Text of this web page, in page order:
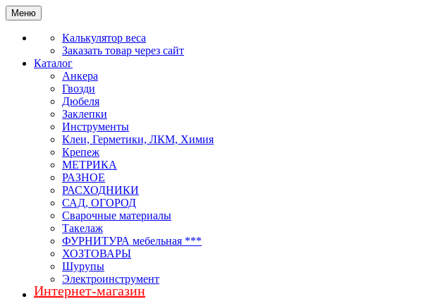
Меню
Калькулятор веса
Заказать товар через сайт
Каталог
Анкера
Гвозди
Дюбеля
Заклепки
Инструменты
Клеи, Герметики, ЛКМ, Химия
Крепеж
МЕТРИКА
РАЗНОЕ
РАСХОДНИКИ
САД, ОГОРОД
Сварочные материалы
Такелаж
ФУРНИТУРА мебельная ***
ХОЗТОВАРЫ
Шурупы
Электроинструмент
Интернет-магазин